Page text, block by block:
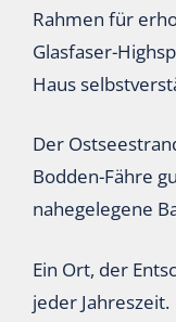
Rahmen für
Glasfaser-
Haus
Der
Bodden-Fähre
nahegelegene
Ein Ort, der
jeder Jahreszeit.